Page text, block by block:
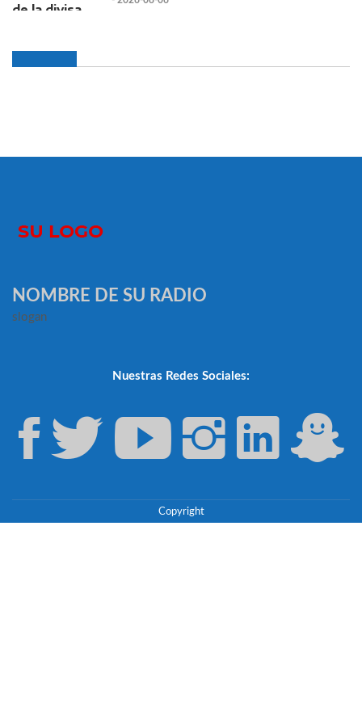
NOMBRE DE SU RADIO
slogan
Nuestras Redes Sociales:
Copyright